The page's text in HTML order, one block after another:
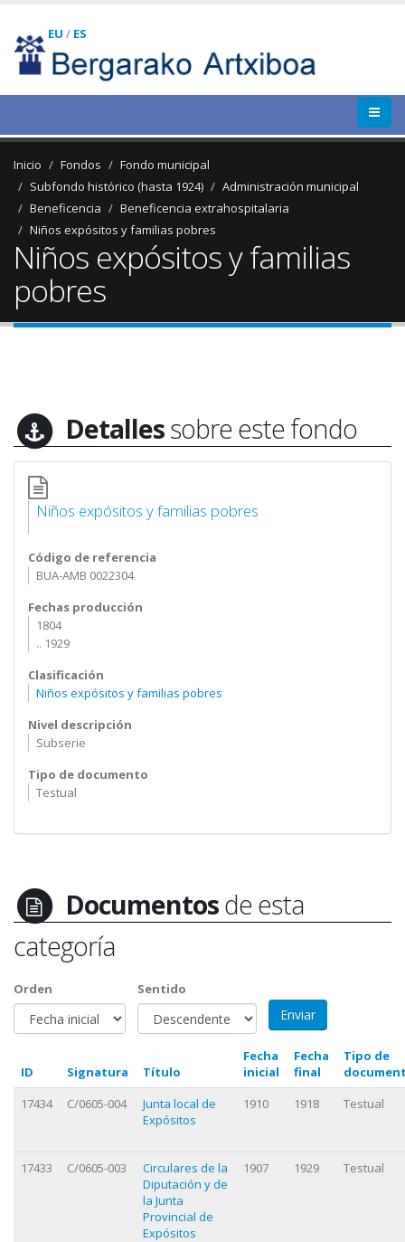
EU / ES
Inicio Fondos
Fondo municipal
Subfondo histórico (hasta 1924)
Administración municipal
Beneficencia
Beneficencia extrahospitalaria
Niños expósitos y familias pobres
Niños expósitos y familias
pobres
Detallessobre este fondo
Niños expósitos y familias pobres
Código de referencia
BUA-AMB 0022304
Fechas producción
1804
.. 1929
Clasificación
Niños expósitos y familias pobres
Nivel descripción
Subserie
Tipo de documento
Testual
Documentosde esta
categoría
Orden Sentido
ID Signatura Título
Fecha
inicial
Fecha
final
Tipo de
17434
C/0605-004
Junta local de
Expósitos
1910 1918 Testual
17433 C/0605-003
Circulares de la
Diputación y de
la Junta
Provincial de
Expósitos
1907 1929 Testual